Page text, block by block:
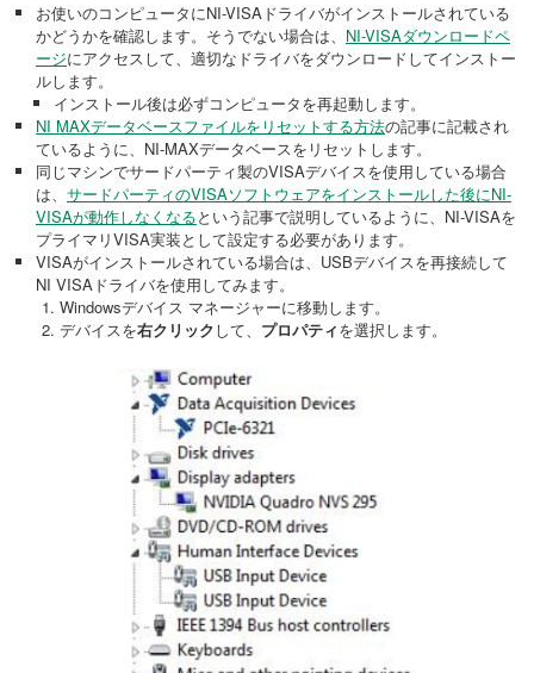
お使いのコンピュータにNI-VISAドライバがインストールされている
かどうかを確認します。そうでない場合は、 NI-VISAダウンロードペ
ージにアクセスして、適切なドライバをダウンロードしてインストー
ルします。
インストール後は必ずコンピュータを再起動します。
NI MAXデータベースファイルをリセットする方法の記事に記載され
ているように、NI-MAXデータベースをリセットします。
同じマシンでサードパーティ製のVISAデバイスを使用している場合
は、 サードパーティのVISAソフトウェアをインストールした後にNI-
VISAが動作しなくなるという記事で説明しているように、NI-VISAを
プライマリVISA実装として設定する必要があります。
VISAがインストールされている場合は、USBデバイスを再接続して
NI VISAドライバを使用してみます。
Windowsデバイス マネージャーに移動します。
デバイスを右クリックして、 プロパティを選択します。